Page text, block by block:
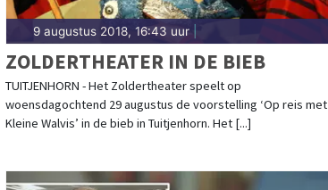
9 augustus 2018, 16:43 uur|
ZOLDERTHEATER IN DE BIEB
TUITJENHORN - Het Zoldertheater speelt op
woensdagochtend 29 augustus de voorstelling ‘Op reis met
Kleine Walvis’ in de bieb in Tuitjenhorn. Het [...]